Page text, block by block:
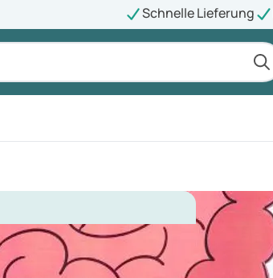
Schnelle Lieferung